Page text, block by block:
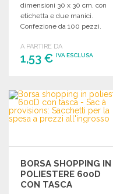
dimensioni 30 x 30 cm, con
etichetta e due manici.
Confezione da 100 pezzi.
A PARTIRE DA
1,53 € IVA ESCLUSA
Richiedi un preventivo
BORSA SHOPPING IN
POLIESTERE 600D
CON TASCA